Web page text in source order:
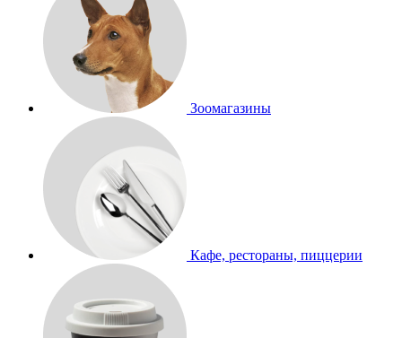
Зоомагазины
Кафе, рестораны, пиццерии